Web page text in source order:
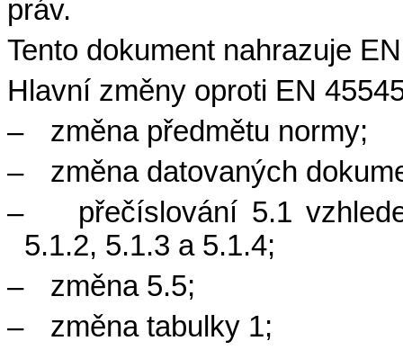
práv.
Tento dokument nahrazuje
Hlavní změny oproti EN
–
změna předmětu normy;
–
změna datovaných
–
přečíslování 5.1
5.1.2, 5.1.3 a 5.1.4;
–
změna 5.5;
–
změna tabulky 1;